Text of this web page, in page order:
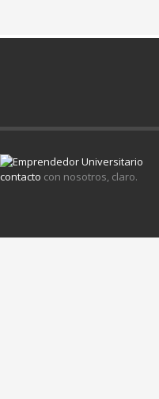
contacto con nosotros, claro.